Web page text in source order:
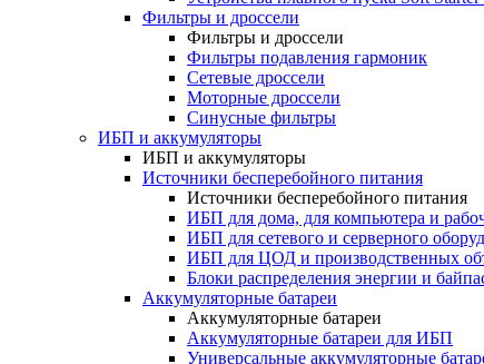
Фильтры и дроссели
Фильтры и дроссели
Фильтры подавления гармоник
Сетевые дроссели
Моторные дроссели
Синусные фильтры
ИБП и аккумуляторы
ИБП и аккумуляторы
Источники бесперебойного питания
Источники бесперебойного питания
ИБП для дома, для компьютера и
ИБП для сетевого и серверного
ИБП для ЦОД и производственных
Блоки распределения энергии и
Аккумуляторные батареи
Аккумуляторные батареи
Аккумуляторные батареи для ИБП
Универсальные аккумуляторные